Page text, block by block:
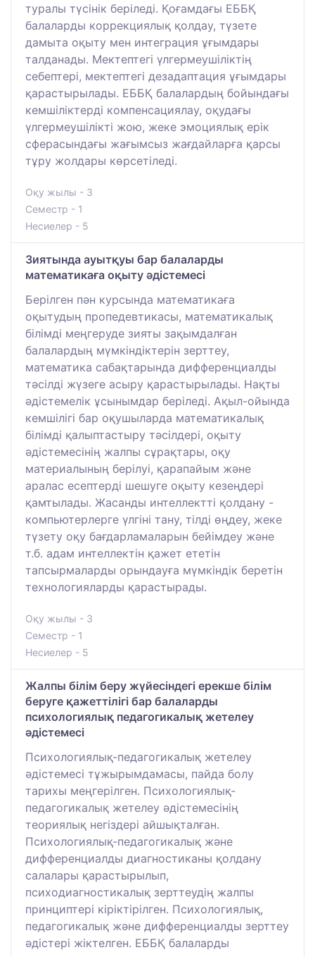
туралы түсінік беріледі. Қоғамдағы ЕББҚ
балаларды коррекциялық қолдау, түзете
дамыта оқыту мен интеграция ұғымдары
талданады. Мектептегі үлгермеушіліктің
себептері, мектептегі дезадаптация ұғымдары
қарастырылады. ЕББҚ балалардың бойындағы
кемшіліктерді компенсациялау, оқудағы
үлгермеушілікті жою, жеке эмоциялық ерік
сферасындағы жағымсыз жағдайларға қарсы
тұру жолдары көрсетіледі.
Оқу жылы - 3
Семестр - 1
Несиелер - 5
Зиятында ауытқуы бар балаларды
математикаға оқыту әдістемесі
Берілген пән курсында математикаға
оқытудың пропедевтикасы, математикалық
білімді меңгеруде зияты зақымдалған
балалардың мүмкіндіктерін зерттеу,
математика сабақтарында дифференциалды
тәсілді жүзеге асыру қарастырылады. Нақты
әдістемелік ұсынымдар беріледі. Ақыл-ойында
кемшілігі бар оқушыларда математикалық
білімді қалыптастыру тәсілдері, оқыту
әдістемесінің жалпы сұрақтары, оқу
материалының берілуі, қарапайым және
аралас есептерді шешуге оқыту кезеңдері
қамтылады. Жасанды интеллектті қолдану -
компьютерлерге үлгіні тану, тілді өңдеу, жеке
түзету оқу бағдарламаларын бейімдеу және
т.б. адам интеллектін қажет ететін
тапсырмаларды орындауға мүмкіндік беретін
технологияларды қарастырады.
Оқу жылы - 3
Семестр - 1
Несиелер - 5
Жалпы білім беру жүйесіндегі ерекше білім
беруге қажеттілігі бар балаларды
психологиялық педагогикалық жетелеу
әдістемесі
Психологиялық-педагогикалық жетелеу
әдістемесі тұжырымдамасы, пайда болу
тарихы меңгерілген. Психологиялық-
педагогикалық жетелеу әдістемесінің
теориялық негіздері айшықталған.
Психологиялық-педагогикалық және
дифференциалды диагностиканы қолдану
салалары қарастырылып,
психодиагностикалық зерттеудің жалпы
принциптері кіріктірілген. Психологиялық,
педагогикалық және дифференциалды зерттеу
әдістері жіктелген. ЕББҚ балаларды